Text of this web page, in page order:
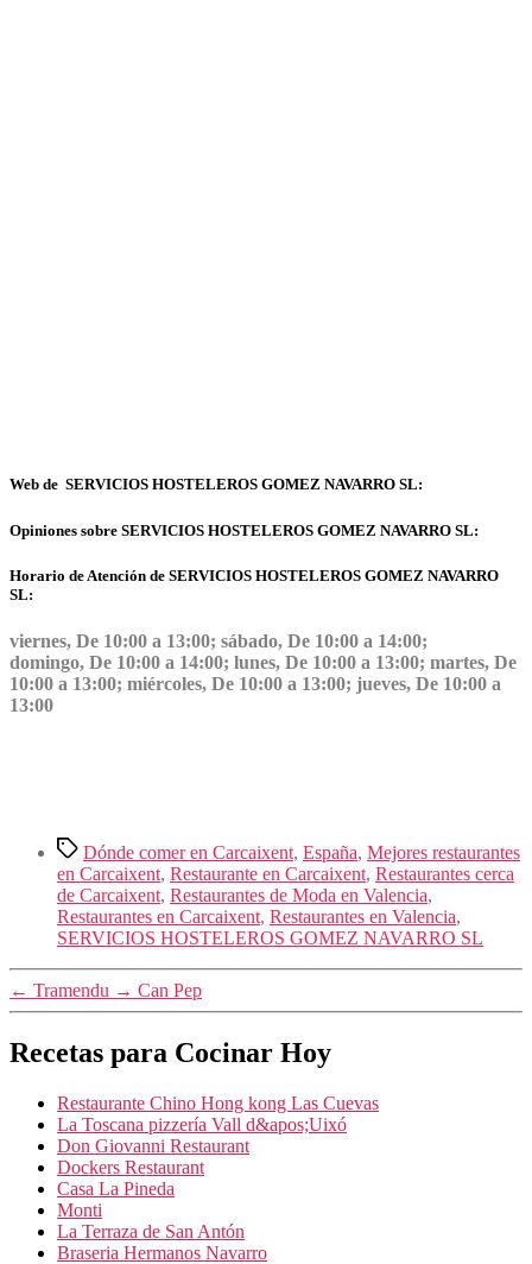
Web de SERVICIOS HOSTELEROS GOMEZ NAVARRO SL:
Opiniones sobre SERVICIOS HOSTELEROS GOMEZ NAVARRO SL:
Horario de Atención de SERVICIOS HOSTELEROS GOMEZ NAVARRO
SL:
viernes, De 10:00 a 13:00; sábado, De 10:00 a 14:00;
domingo, De 10:00 a 14:00; lunes, De 10:00 a 13:00; martes, De
10:00 a 13:00; miércoles, De 10:00 a 13:00; jueves, De 10:00 a
13:00
Etiquetas
Dónde comer en Carcaixent, España, Mejores restaurantes
en Carcaixent, Restaurante en Carcaixent, Restaurantes cerca
de Carcaixent, Restaurantes de Moda en Valencia,
Restaurantes en Carcaixent, Restaurantes en Valencia,
SERVICIOS HOSTELEROS GOMEZ NAVARRO SL
← Tramendu → Can Pep
Recetas para Cocinar Hoy
Restaurante Chino Hong kong Las Cuevas
La Toscana pizzería Vall d&apos;Uixó
Don Giovanni Restaurant
Dockers Restaurant
Casa La Pineda
Monti
La Terraza de San Antón
Braseria Hermanos Navarro